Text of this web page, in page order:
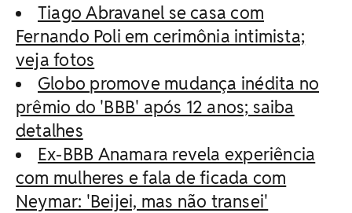
Tiago Abravanel se casa com
Fernando Poli em cerimônia intimista;
veja fotos
Globo promove mudança inédita no
prêmio do 'BBB' após 12 anos; saiba
detalhes
Ex-BBB Anamara revela experiência
com mulheres e fala de ficada com
Neymar: 'Beijei, mas não transei'